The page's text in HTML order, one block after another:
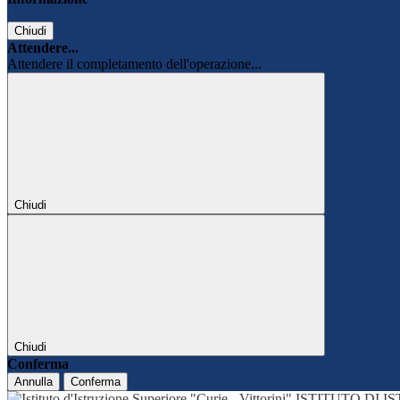
Chiudi
Attendere...
Attendere il completamento dell'operazione...
Chiudi
Chiudi
Conferma
Annulla Conferma